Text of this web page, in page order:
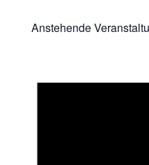
Anstehende